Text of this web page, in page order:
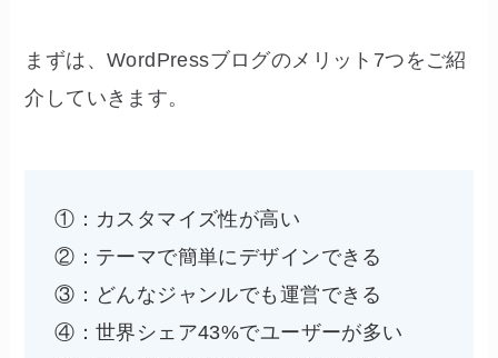
まずは、WordPressブログのメリット7つをご紹
介していきます。
①：カスタマイズ性が高い
②：テーマで簡単にデザインできる
③：どんなジャンルでも運営できる
④：世界シェア43%でユーザーが多い